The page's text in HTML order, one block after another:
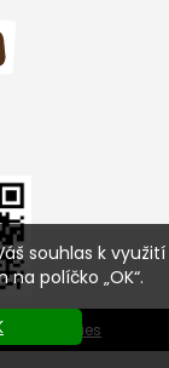
souhlas k využití
políčko „OK“.
cookies